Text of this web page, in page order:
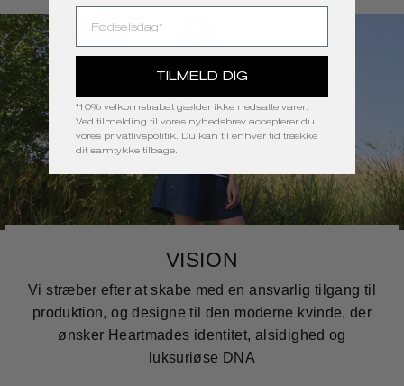
VISION
Vi stræber efter at skabe med en ansvarlig tilgang til
produktion, og designe til den moderne kvinde, der
ønsker Heartmades identitet, alsidighed og
luksuriøse DNA
FØDSELSDAG
TILMELD DIG
*10% velkomstrabat gælder ikke nedsatte varer.
Ved tilmelding til vores nyhedsbrev accepterer du
vores privatlivspolitik . Du kan til enhver tid trække
dit samtykke tilbage.